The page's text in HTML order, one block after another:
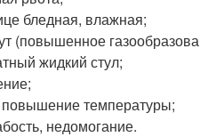
бледная, влажная;
(повышенное
жидкий стул;
температуры;
недомогание.